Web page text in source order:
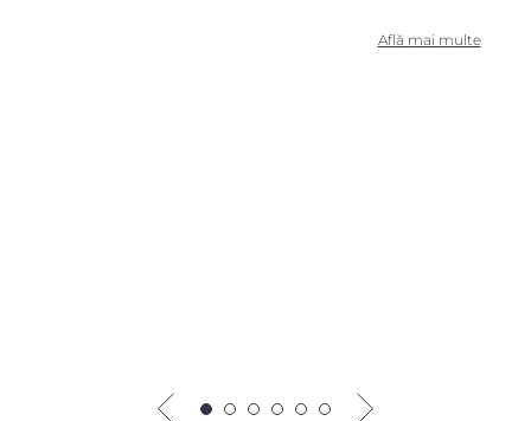
Află mai multe